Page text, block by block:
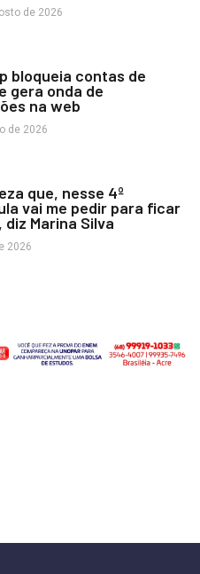
de 2026
bloqueia contas de
gera onda de
na web
de 2026
que, nesse 4º
vai me pedir para ficar
diz Marina Silva
2026